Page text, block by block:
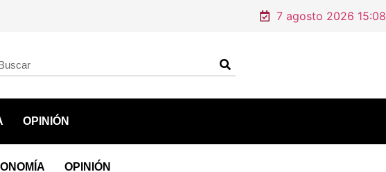
7 agosto 2026 15:08
OPINIÓN
OPINIÓN